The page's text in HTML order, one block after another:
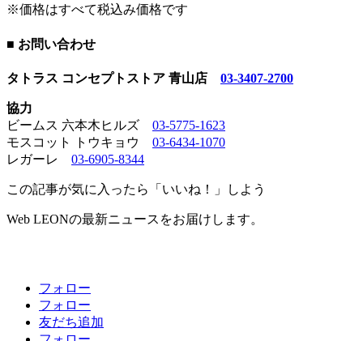
※価格はすべて税込み価格です
■ お問い合わせ
タトラス コンセプトストア 青山店 03-3407-2700
協力
ビームス 六本木ヒルズ 03-5775-1623
モスコット トウキョウ 03-6434-1070
レガーレ 03-6905-8344
この記事が気に入ったら「いいね！」しよう
Web LEONの最新ニュースをお届けします。
フォロー
フォロー
友だち追加